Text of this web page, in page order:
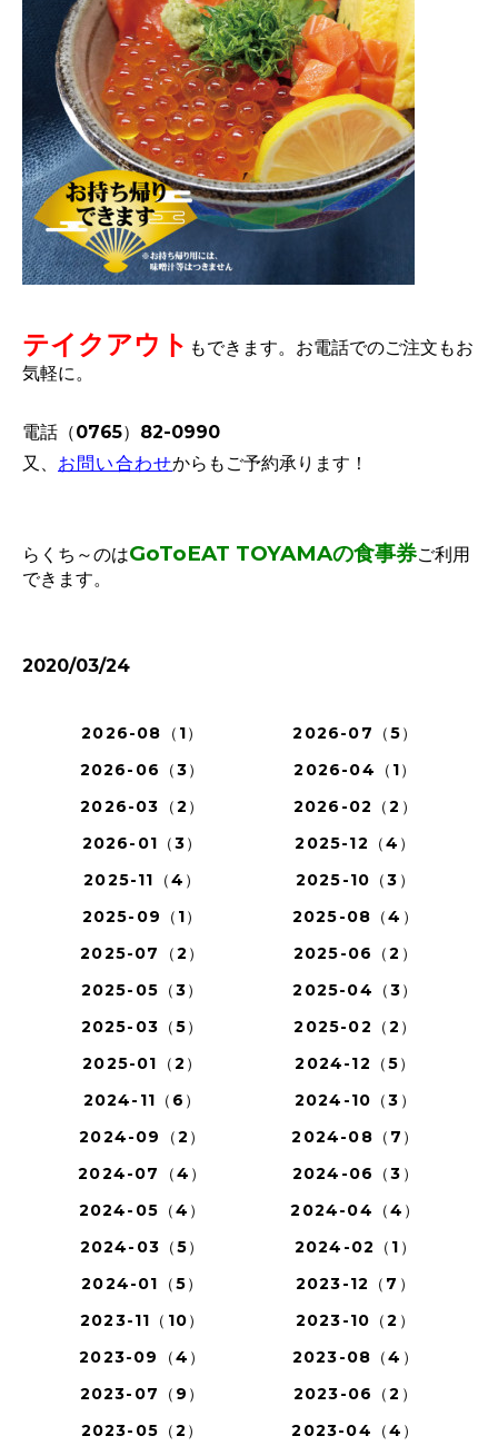
テイクアウト もできます。 お電話でのご注文もお
気軽に。
電話（0765）82-0990
又、 お問い合わせからもご予約承ります！
らくち～のはGoToEAT TOYAMAの食事券ご利用
できます。
2020/03/24
2026-08（1）
2026-07（5）
2026-06（3）
2026-04（1）
2026-03（2）
2026-02（2）
2026-01（3）
2025-12（4）
2025-11（4）
2025-10（3）
2025-09（1）
2025-08（4）
2025-07（2）
2025-06（2）
2025-05（3）
2025-04（3）
2025-03（5）
2025-02（2）
2025-01（2）
2024-12（5）
2024-11（6）
2024-10（3）
2024-09（2）
2024-08（7）
2024-07（4）
2024-06（3）
2024-05（4）
2024-04（4）
2024-03（5）
2024-02（1）
2024-01（5）
2023-12（7）
2023-11（10）
2023-10（2）
2023-09（4）
2023-08（4）
2023-07（9）
2023-06（2）
2023-05（2）
2023-04（4）